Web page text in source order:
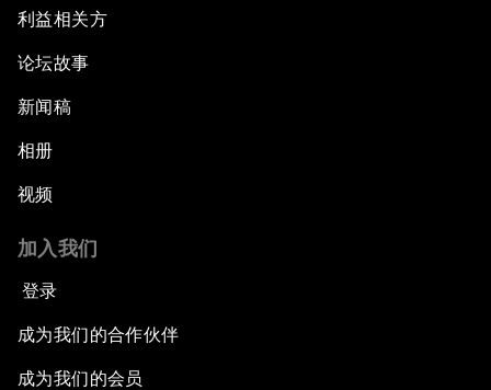
利益相关方
论坛故事
新闻稿
相册
视频
加入我们
登录
成为我们的合作伙伴
成为我们的会员